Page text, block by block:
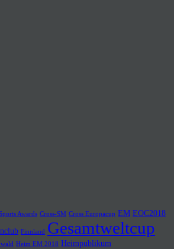
Awards Cross-SM Cross Europacup EM EOC2018
Finnland Gesamtweltcup
Heim EM 2018 Heimpublikum